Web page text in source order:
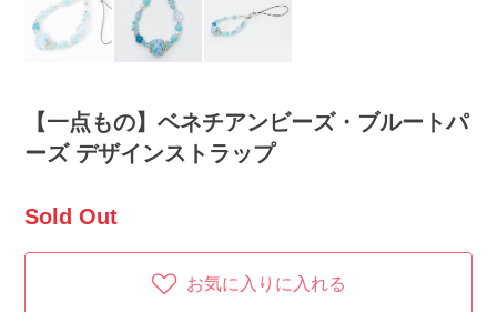
【一点もの】ベネチアンビーズ・ブルートパ
ーズ デザインストラップ
Sold Out
お気に入りに入れる